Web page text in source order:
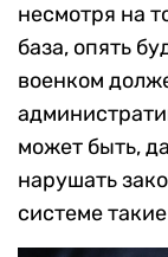
несмотря на
база, опять
военком
может быть,
нарушать
системе